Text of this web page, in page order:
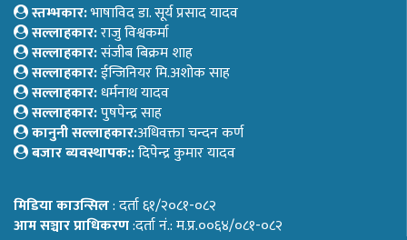
स्तम्भकार:भाषाविद डा. सूर्य प्रसाद यादव
सल्लाहकार:राजु विश्वकर्मा
सल्लाहकार:संजीब बिक्रम शाह
सल्लाहकार:ईन्जिनियर मि.अशोक साह
सल्लाहकार:धर्मनाथ यादव
सल्लाहकार:पुषपेन्द्र साह
कानुनी सल्लाहकार:अधिवक्ता चन्दन कर्ण
बजार ब्यवस्थापक::दिपेन्द्र कुमार यादव
मिडिया काउन्सिल: दर्ता ६१/२०८१-०८२
आम सञ्चार प्राधिकरण:दर्ता नं.: म.प्र.००६४/०८१-०८२